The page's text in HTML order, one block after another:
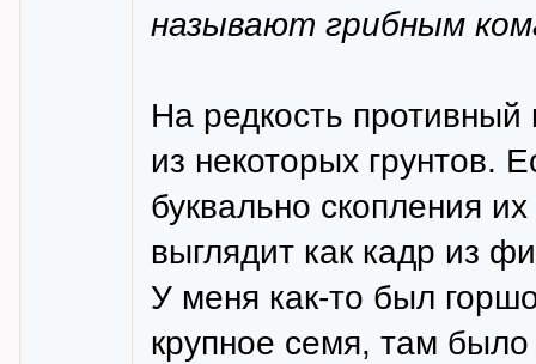
называют грибным
На редкость
из некоторых грунтов.
буквально скопления
выглядит как кадр из
У меня как-то был
крупное семя, там